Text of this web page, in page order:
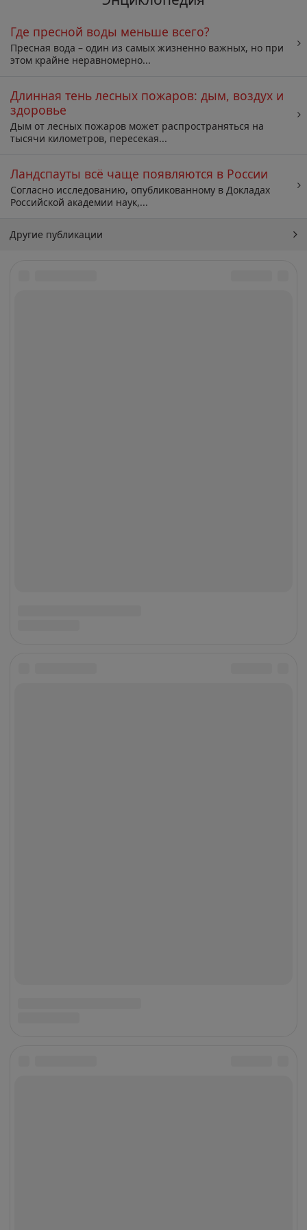
Где пресной воды меньше всего?
Пресная вода – один из самых жизненно важных, но при
этом крайне неравномерно...
Длинная тень лесных пожаров: дым, воздух и
здоровье
Дым от лесных пожаров может распространяться на
тысячи километров, пересекая...
Ландспауты всё чаще появляются в России
Согласно исследованию, опубликованному в Докладах
Российской академии наук,...
Другие публикации